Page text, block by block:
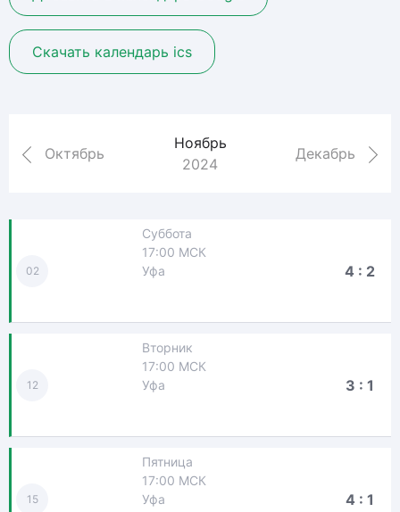
Скачать календарь ics
Октябрь
Ноябрь
2024
Декабрь
02
Суббота
17:00 МСК
Уфа
4 : 2
12
Вторник
17:00 МСК
Уфа
3 : 1
15
Пятница
17:00 МСК
Уфа
4 : 1